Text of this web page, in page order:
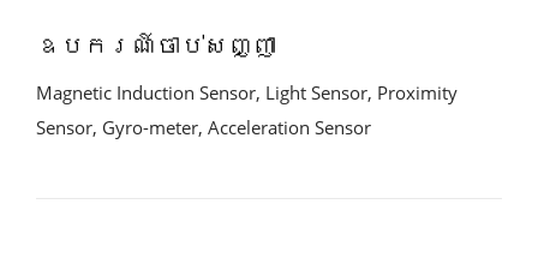
ឧបករណ៍ចាប់សញ្ញា
Magnetic Induction Sensor, Light Sensor, Proximity
Sensor, Gyro-meter, Acceleration Sensor